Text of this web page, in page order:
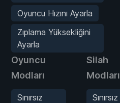
Oyuncu Hızını Ayarla
Zıplama Yüksekliğini
Ayarla
Oyuncu
Modları
Sınırsız
Silah
Modları
Sınırsız